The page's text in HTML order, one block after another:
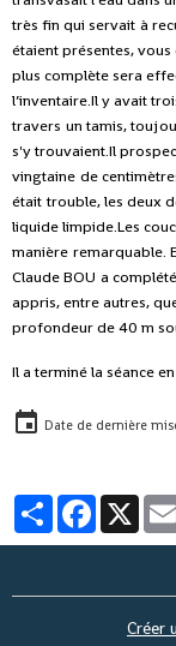
très fin qui servait à
étaient présentes,
plus complète sera
l’inventaire.Il y avait
travers un tamis,
s'y trouvaient.Il
vingtaine de
était trouble, les deux
liquide limpide.Les
manière remarquable.
Claude BOU a
appris, entre autres,
profondeur de 40 m
Il a terminé la séance
Date de dernière
PartagerFacebook
X
Créer